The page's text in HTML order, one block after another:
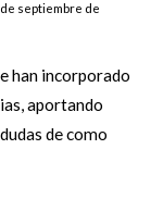
septiembre de
han incorporado
aportando
de como